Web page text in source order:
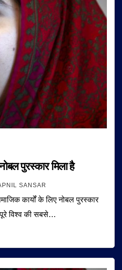
पुरस्कार मिला है
SANSAR
कार्यों के लिए नोबल पुरस्कार
पूरे विश्व की सबसे…